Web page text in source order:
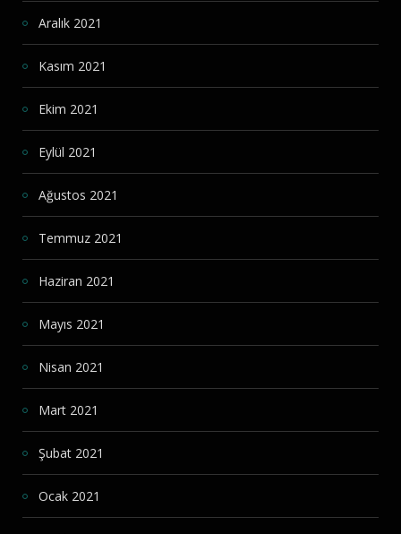
Aralık 2021
Kasım 2021
Ekim 2021
Eylül 2021
Ağustos 2021
Temmuz 2021
Haziran 2021
Mayıs 2021
Nisan 2021
Mart 2021
Şubat 2021
Ocak 2021